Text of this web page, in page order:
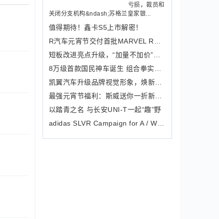
亏损，裁员和
关闭分支机构&ndash;苏格兰皇家银...
值得期待！鑫卡S5上市解密！
以踏青之名 与长安UNI-T一起“趣”野